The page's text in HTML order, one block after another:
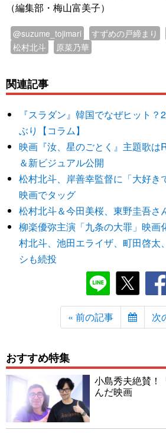
（編集部・梅山富美子）
@suzume_tojimari すずめの戸締まり
松村北斗
原菜乃華
関連記事
『スラダン』韓国でなぜヒット
ぶり【コラム】
映画『汝、星のごとく』主題歌は
＆新ビジュアル公開
松村北斗、岸善幸監督に「大好
映画でタッグ
松村北斗＆今田美桜、東野圭吾さ
柳楽優弥主演「九条の大罪」映
村北斗、池田エライザ、町田啓太
シも続投
« 前の記事 次
おすすめ特集
小島秀夫絶賛！
んだ映画